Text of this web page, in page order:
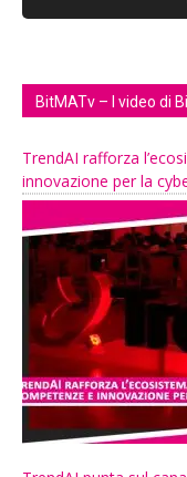
BitMATv – I video di
TrendAI rafforza
innovazione per la